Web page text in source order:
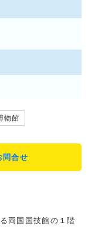
両国国技館の１階
物館
問合せ